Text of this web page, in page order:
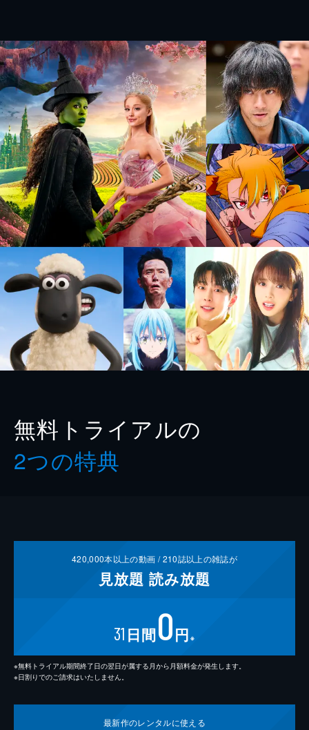
無料トライアルの
2つの特典
420,000本以上の動画 /210誌以上の雑誌が
見放題 読み放題
31 日間0円 ※
※無料トライアル期間終了日の翌日が属する月から月額料金が発生します。
※日割りでのご請求はいたしません。
最新作のレンタルに使える